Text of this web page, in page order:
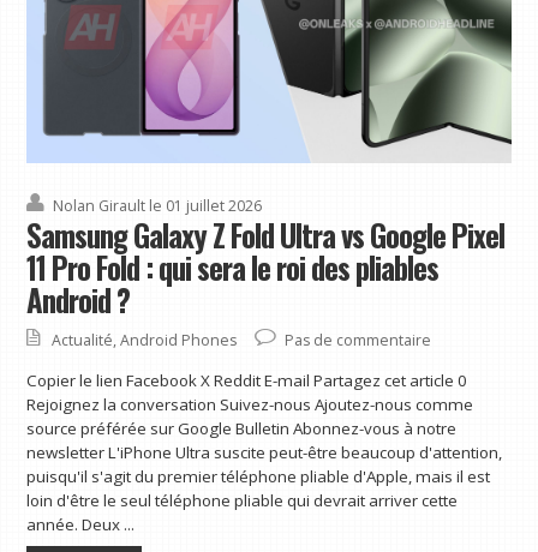
Nolan Girault le 01 juillet 2026
Samsung Galaxy Z Fold Ultra vs Google Pixel
11 Pro Fold : qui sera le roi des pliables
Android ?
Actualité,Android Phones Pas de commentaire
Copier le lien Facebook X Reddit E-mail Partagez cet article 0
Rejoignez la conversation Suivez-nous Ajoutez-nous comme
source préférée sur Google Bulletin Abonnez-vous à notre
newsletter L'iPhone Ultra suscite peut-être beaucoup d'attention,
puisqu'il s'agit du premier téléphone pliable d'Apple, mais il est
loin d'être le seul téléphone pliable qui devrait arriver cette
année. Deux ...